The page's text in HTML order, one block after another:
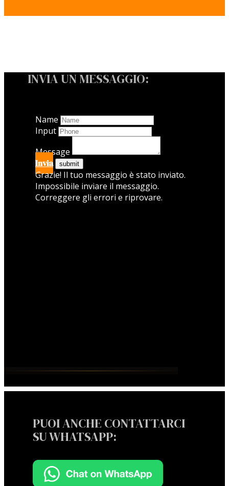
INVIA UN MESSAGGIO:
Name
Input
Message
Invia
Grazie! Il tuo messaggio è stato inviato.
Impossibile inviare il messaggio.
Correggere gli errori e riprovare.
PUOI ANCHE CONTATTARCI
SU WHATSAPP: